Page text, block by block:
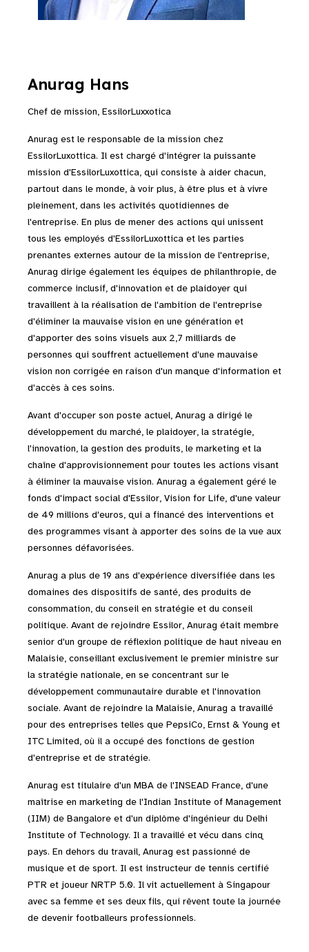
Anurag Hans
Chef de mission, EssilorLuxxotica
Anurag est le responsable de la mission chez
EssilorLuxottica. Il est chargé d'intégrer la puissante
mission d'EssilorLuxottica, qui consiste à aider chacun,
partout dans le monde, à voir plus, à être plus et à vivre
pleinement, dans les activités quotidiennes de
l'entreprise. En plus de mener des actions qui unissent
tous les employés d'EssilorLuxottica et les parties
prenantes externes autour de la mission de l'entreprise,
Anurag dirige également les équipes de philanthropie, de
commerce inclusif, d'innovation et de plaidoyer qui
travaillent à la réalisation de l'ambition de l'entreprise
d'éliminer la mauvaise vision en une génération et
d'apporter des soins visuels aux 2,7 milliards de
personnes qui souffrent actuellement d'une mauvaise
vision non corrigée en raison d'un manque d'information et
d'accès à ces soins.
Avant d'occuper son poste actuel, Anurag a dirigé le
développement du marché, le plaidoyer, la stratégie,
l'innovation, la gestion des produits, le marketing et la
chaîne d'approvisionnement pour toutes les actions visant
à éliminer la mauvaise vision. Anurag a également géré le
fonds d'impact social d'Essilor, Vision for Life, d'une valeur
de 49 millions d'euros, qui a financé des interventions et
des programmes visant à apporter des soins de la vue aux
personnes défavorisées.
Anurag a plus de 19 ans d'expérience diversifiée dans les
domaines des dispositifs de santé, des produits de
consommation, du conseil en stratégie et du conseil
politique. Avant de rejoindre Essilor, Anurag était membre
senior d'un groupe de réflexion politique de haut niveau en
Malaisie, conseillant exclusivement le premier ministre sur
la stratégie nationale, en se concentrant sur le
développement communautaire durable et l'innovation
sociale. Avant de rejoindre la Malaisie, Anurag a travaillé
pour des entreprises telles que PepsiCo, Ernst & Young et
ITC Limited, où il a occupé des fonctions de gestion
d'entreprise et de stratégie.
Anurag est titulaire d'un MBA de l'INSEAD France, d'une
maîtrise en marketing de l'Indian Institute of Management
(IIM) de Bangalore et d'un diplôme d'ingénieur du Delhi
Institute of Technology. Il a travaillé et vécu dans cinq
pays. En dehors du travail, Anurag est passionné de
musique et de sport. Il est instructeur de tennis certifié
PTR et joueur NRTP 5.0. Il vit actuellement à Singapour
avec sa femme et ses deux fils, qui rêvent toute la journée
de devenir footballeurs professionnels.